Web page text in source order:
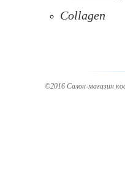
Collagen
©2016 Салон-магазин